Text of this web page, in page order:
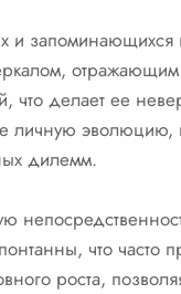
и
делает ее
эволюцию,
дилемм.
что часто
роста,